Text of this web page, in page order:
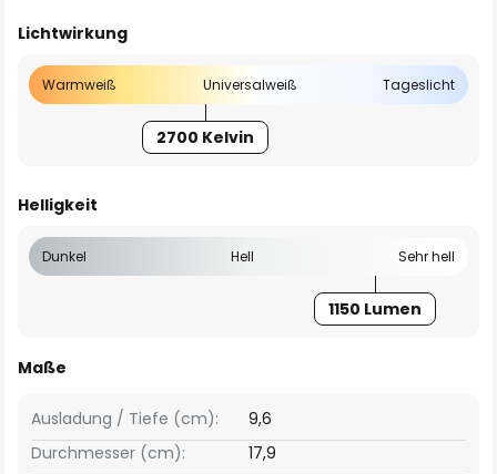
Lichtwirkung
Warmweiß Universalweiß Tageslicht
2700 Kelvin
Helligkeit
Dunkel Hell Sehr hell
1150 Lumen
Maße
Ausladung / Tiefe (cm):
9,6
Durchmesser (cm):
17,9